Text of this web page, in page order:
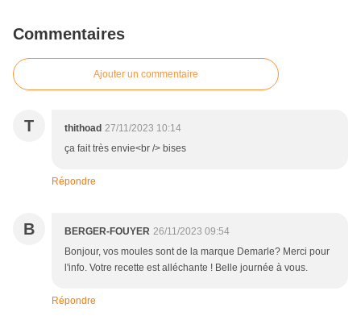
Commentaires
Ajouter un commentaire
T thithoad 27/11/2023 10:14
ça fait très envie<br /> bises
Répondre
B BERGER-FOUYER 26/11/2023 09:54
Bonjour, vos moules sont de la marque Demarle? Merci pour
l'info. Votre recette est alléchante ! Belle journée à vous.
Répondre